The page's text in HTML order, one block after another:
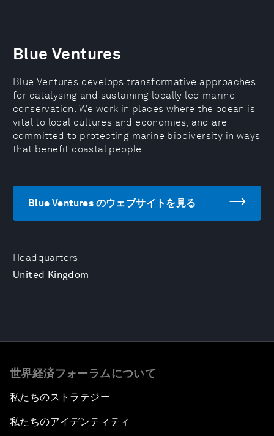
Headquarters
United Kingdom
Blue Ventures
Blue Ventures develops transformative approaches
for catalysing and sustaining locally led marine
conservation. We work in places where the ocean is
vital to local cultures and economies, and are
committed to protecting marine biodiversity in ways
that benefit coastal people.
Blue Ventures のウェブサイトを見る
世界経済フォーラムについて
私たちのストラテジー
私たちのアイデンティティ